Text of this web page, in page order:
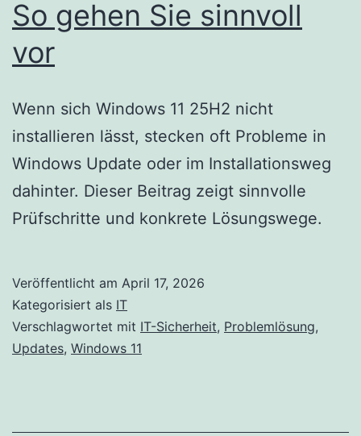
So gehen Sie sinnvoll
vor
Wenn sich Windows 11 25H2 nicht
installieren lässt, stecken oft Probleme in
Windows Update oder im Installationsweg
dahinter. Dieser Beitrag zeigt sinnvolle
Prüfschritte und konkrete Lösungswege.
Veröffentlicht am April 17, 2026
Kategorisiert als IT
Verschlagwortet mit IT-Sicherheit, Problemlösung,
Updates, Windows 11